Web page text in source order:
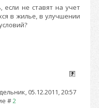
если не ставят на учет
в жилье, в улучшении
05.12.2011, 20:57
#2